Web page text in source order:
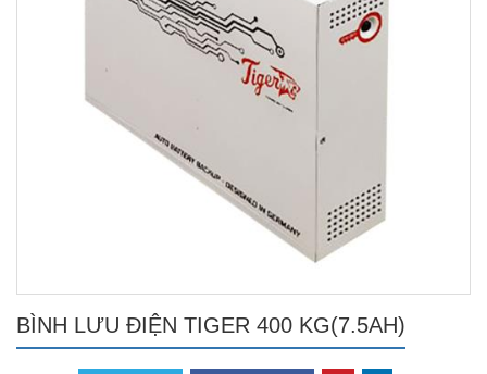
BÌNH LƯU ĐIỆN TIGER 400 KG(7.5AH)